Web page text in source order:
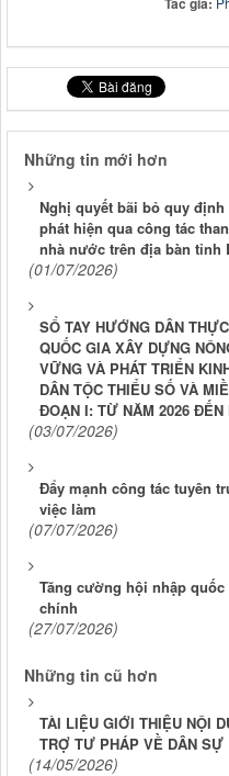
Những tin mới hơn
Nghị quyết bãi bỏ quy
phát hiện qua công tác
nhà nước trên địa bàn tỉnh
(01/07/2026)
SỔ TAY HƯỚNG DÂN
QUỐC GIA XÂY DỰNG
VỮNG VÀ PHÁT TRIỂN
DÂN TỘC THIỂU SỐ VÀ
ĐOẠN I: TỪ NĂM 2026 ĐẾN
(03/07/2026)
Đẩy mạnh công tác tuyên
việc làm
(07/07/2026)
Tăng cường hội nhập
chính
(27/07/2026)
Những tin cũ hơn
TÀI LIỆU GIỚI THIỆU NỘI
TRỢ TƯ PHÁP VỀ DÂN SỰ
(14/05/2026)